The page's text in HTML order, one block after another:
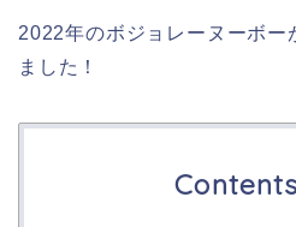
2022年のボジョレーヌーボー
ました！
Contents